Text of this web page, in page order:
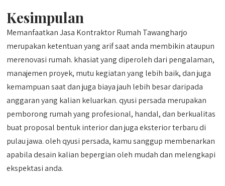
Kesimpulan
Memanfaatkan Jasa Kontraktor Rumah Tawangharjo
merupakan ketentuan yang arif saat anda membikin ataupun
merenovasi rumah. khasiat yang diperoleh dari pengalaman,
manajemen proyek, mutu kegiatan yang lebih baik, dan juga
kemampuan saat dan juga biaya jauh lebih besar daripada
anggaran yang kalian keluarkan. qyusi persada merupakan
pemborong rumah yang profesional, handal, dan berkualitas
buat proposal bentuk interior dan juga eksterior terbaru di
pulau jawa. oleh qyusi persada, kamu sanggup membenarkan
apabila desain kalian bepergian oleh mudah dan melengkapi
ekspektasi anda.